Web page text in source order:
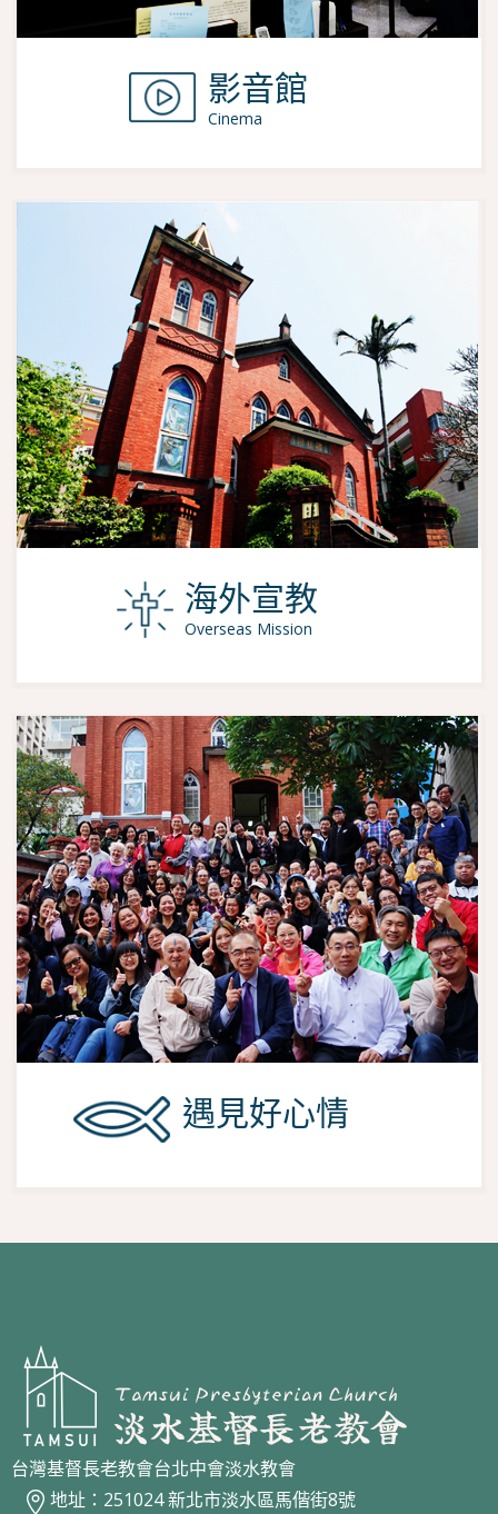
影音館
Cinema
海外宣教
Overseas Mission
遇見好心情
台灣基督長老教會台北中會淡水教會
地址：251024 新北市淡水區馬偕街8號